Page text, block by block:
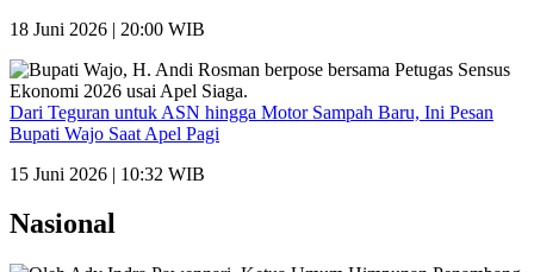
18 Juni 2026 | 20:00 WIB
Dari Teguran untuk ASN hingga Motor Sampah Baru, Ini Pesan
Bupati Wajo Saat Apel Pagi
15 Juni 2026 | 10:32 WIB
Nasional